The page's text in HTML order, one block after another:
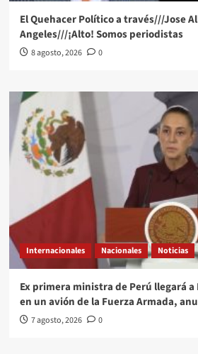
El Quehacer Político a través///Jose
Angeles///¡Alto! Somos periodistas
8 agosto, 2026 0
Internacionales Nacionales Noticias
Ex primera ministra de Perú llegará
en un avión de la Fuerza Armada,
7 agosto, 2026 0